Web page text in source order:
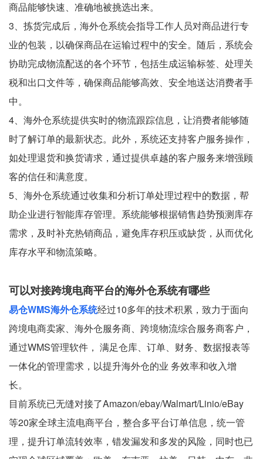
商品能够快速、准确地被挑选出来。
3、拣货完成后，海外仓系统会指导工作人员对商品进行专
业的包装，以确保商品在运输过程中的安全。随后，系统会
协助完成物流配送的各个环节，包括生成运输标签、处理关
税和出口文件等，确保商品能够高效、安全地送达消费者手
中。
4、海外仓系统提供实时的物流跟踪信息，让消费者能够随
时了解订单的最新状态。此外，系统还支持客户服务操作，
如处理退货和换货请求，通过提供卓越的客户服务来增强顾
客的信任和满意度。
5、海外仓系统通过收集和分析订单处理过程中的数据，帮
助企业进行智能库存管理。系统能够根据销售趋势预测库存
需求，及时补充热销商品，避免库存积压或缺货，从而优化
库存水平和物流策略。
可以对接跨境电商平台的海外仓系统有哪些
易仓WMS海外仓系统经过10多年的技术积累，致力于面向
跨境电商卖家、海外仓服务商、跨境物流综合服务商客户，
通过WMS管理软件， 满足仓库、订单、财务、数据报表等
一体化的管理需求，以提升海外仓的业 务效率和收入增
长。
目前系统已无缝对接了Amazon/ebay/Walmart/Linio/eBay
等20家全球主流电商平台，整合多平台订单信息，统一管
理，提升订单流转效率，错发漏发和多发的风险，同时也已